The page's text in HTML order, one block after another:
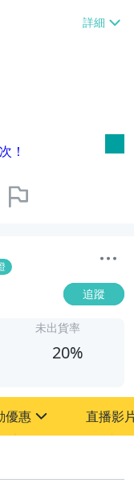
取貨
付款【單件
免運
、滿5件
！
追蹤
未出貨率
20%
優惠 直播影